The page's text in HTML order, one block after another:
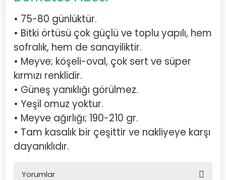
• 75-80 günlüktür.
• Bitki örtüsü çok güçlü ve toplu yapılı, hem
sofralık, hem de sanayiliktir.
• Meyve; köşeli-oval, çok sert ve süper
kırmızı renklidir.
• Güneş yanıklığı görülmez.
• Yeşil omuz yoktur.
• Meyve ağırlığı; 190-210 gr.
• Tam kasalık bir çeşittir ve nakliyeye karşı
dayanıklıdır.
Yorumlar